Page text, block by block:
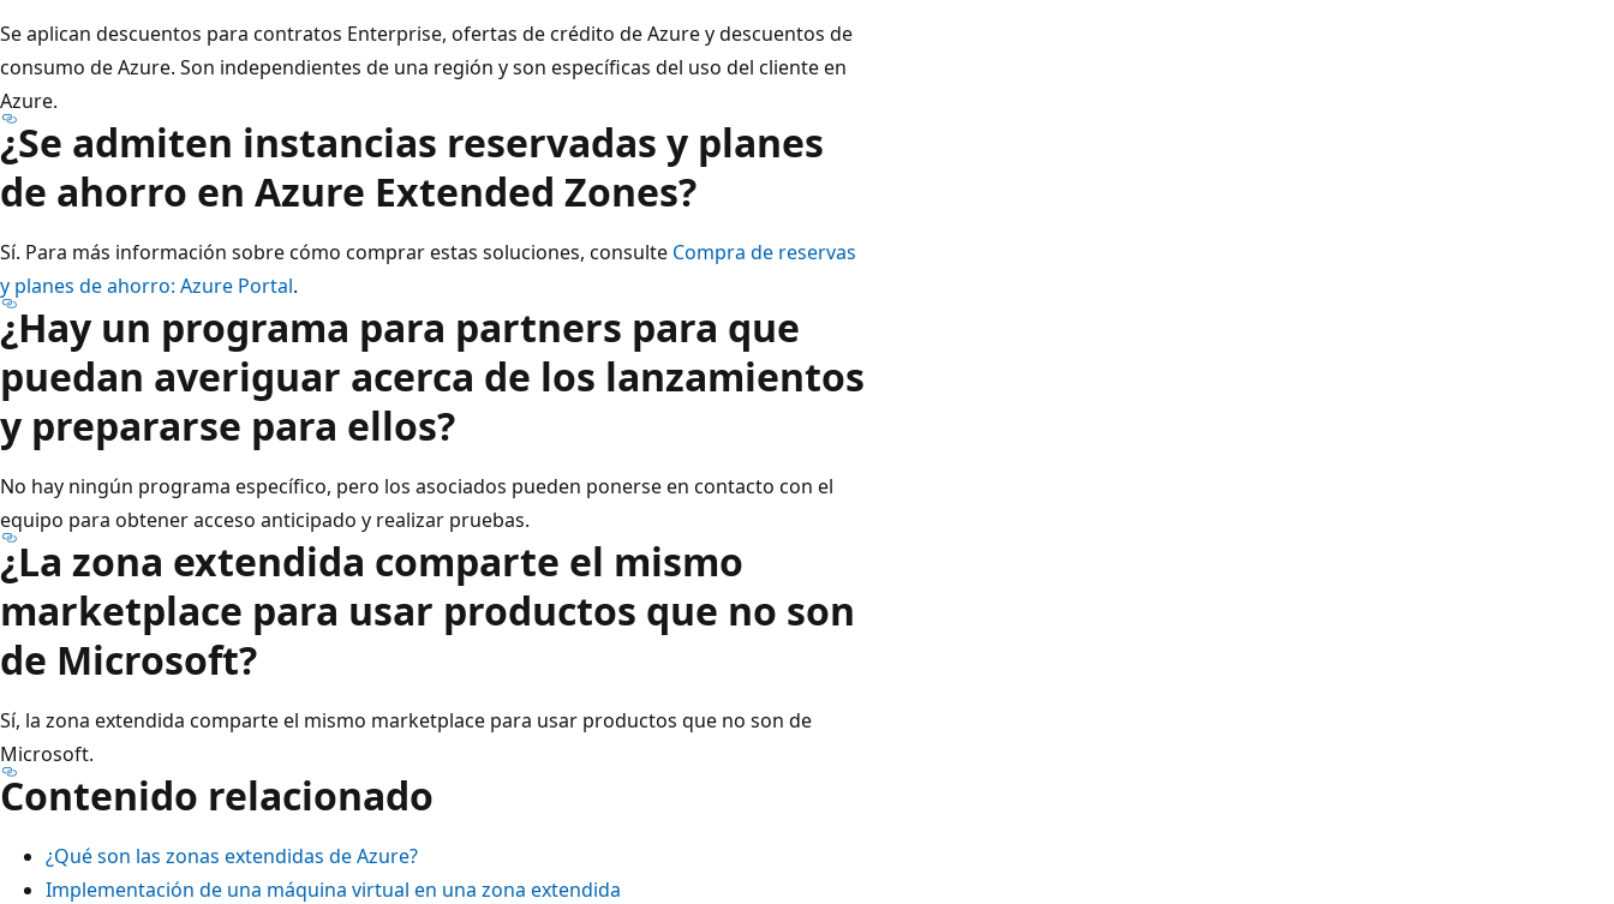
Se aplican descuentos para contratos Enterprise, ofertas de crédito de Azure y descuentos de
consumo de Azure. Son independientes de una región y son específicas del uso del cliente en
Azure.
¿Se admiten instancias reservadas y planes
de ahorro en Azure Extended Zones?
Sí. Para más información sobre cómo comprar estas soluciones, consulte Compra de reservas
y planes de ahorro: Azure Portal.
¿Hay un programa para partners para que
puedan averiguar acerca de los lanzamientos
y prepararse para ellos?
No hay ningún programa específico, pero los asociados pueden ponerse en contacto con el
equipo para obtener acceso anticipado y realizar pruebas.
¿La zona extendida comparte el mismo
marketplace para usar productos que no son
de Microsoft?
Sí, la zona extendida comparte el mismo marketplace para usar productos que no son de
Microsoft.
Contenido relacionado
¿Qué son las zonas extendidas de Azure?
Implementación de una máquina virtual en una zona extendida